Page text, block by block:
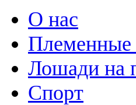
О нас
Лошади на
Спорт